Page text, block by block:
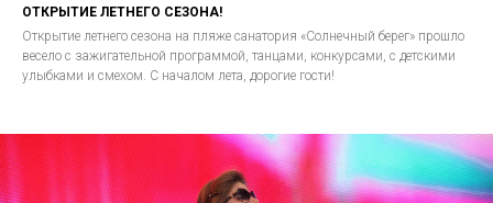
ОТКРЫТИЕ ЛЕТНЕГО СЕЗОНА!
Открытие летнего сезона на пляже санатория «Солнечный берег» прошло
весело с зажигательной программой, танцами, конкурсами, с детскими
улыбками и смехом. С началом лета, дорогие гости!